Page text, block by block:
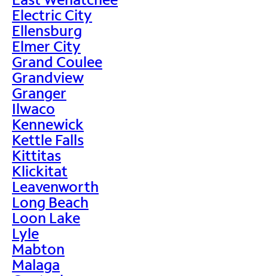
Electric City
Ellensburg
Elmer City
Grand Coulee
Grandview
Granger
Ilwaco
Kennewick
Kettle Falls
Kittitas
Klickitat
Leavenworth
Long Beach
Loon Lake
Lyle
Mabton
Malaga